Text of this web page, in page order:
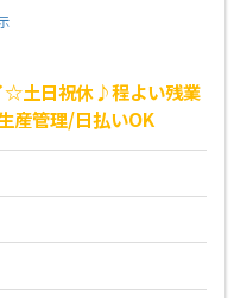
☆土日祝休♪程よい残業
産管理/日払いOK